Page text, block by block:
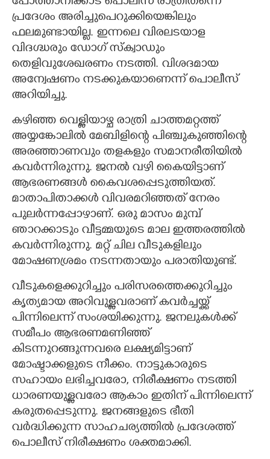
പ്രദേശം അരിച്ചുപെറുക്കിയെങ്കിലും
ഫലമുണ്ടായില്ല. ഇന്നലെ വിരലടയാള
വിദഗ്ദ്ധരും ഡോഗ് സ്ക്വാഡും
തെളിവുശേഖരണം നടത്തി. വിശദമായ
അന്വേഷണം നടക്കുകയാണെന്ന് പൊലീസ്
അറിയിച്ചു.
കഴിഞ്ഞ വെള്ളിയാഴ്ച രാത്രി ചാത്തമറ്റത്ത്
അയ്യങ്കോലിൽ മേബിളിന്റെ പിഞ്ചുകുഞ്ഞിന്റെ
അരഞ്ഞാണവും തളകളും സമാനരീതിയിൽ
കവർന്നിരുന്നു. ജനൽ വഴി കൈയിട്ടാണ്
ആഭരണങ്ങൾ കൈവശപ്പെടുത്തിയത്.
മാതാപിതാക്കൾ വിവരമറിഞ്ഞത് നേരം
പുലർന്നപ്പോഴാണ്. ഒരു മാസം മുമ്പ്
ഞാറക്കാടും വീട്ടമ്മയുടെ മാല ഇത്തരത്തിൽ
കവർന്നിരുന്നു. മറ്റ് ചില വീടുകളിലും
മോഷണശ്രമം നടന്നതായും പരാതിയുണ്ട്.
വീടുകളെക്കുറിച്ചും പരിസരത്തെക്കുറിച്ചും
കൃത്യമായ അറിവുള്ളവരാണ് കവർച്ചയ്ക്ക്
പിന്നിലെന്ന് സംശയിക്കുന്നു. ജനലുകൾക്ക്
സമീപം ആഭരണമണിഞ്ഞ്
കിടന്നുറങ്ങുന്നവരെ ലക്ഷ്യമിട്ടാണ്
മോഷ്ടാക്കളുടെ നീക്കം. നാട്ടുകാരുടെ
സഹായം ലഭിച്ചവരോ,​ നിരീക്ഷണം നടത്തി
ധാരണയുള്ളവരോ ആകാം ഇതിന് പിന്നിലെന്ന്
കരുതപ്പെടുന്നു. ജനങ്ങളുടെ ഭീതി
വർദ്ധിക്കുന്ന സാഹചര്യത്തിൽ പ്രദേശത്ത്
പൊലീസ് നിരീക്ഷണം ശക്തമാക്കി.